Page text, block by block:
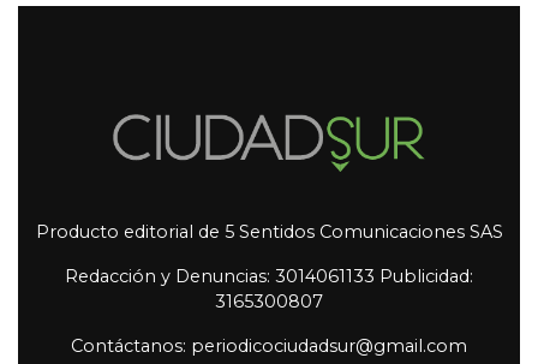
Producto editorial de 5 Sentidos Comunicaciones SAS
Redacción y Denuncias: 3014061133 Publicidad:
3165300807
Contáctanos: periodicociudadsur@gmail.com